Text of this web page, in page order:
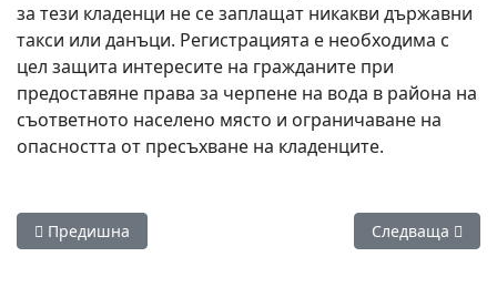
за тези кладенци не се заплащат никакви държавни
такси или данъци. Регистрацията е необходима с
цел защита интересите на гражданите при
предоставяне права за черпене на вода в района на
съответното населено място и ограничаване на
опасността от пресъхване на кладенците.
Предишна статия: 32-ри Есенен панаир в Разград ще се
Предишна Следваща
Следваща